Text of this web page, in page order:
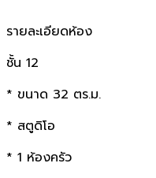
รายละเอียดห้อง
ชั้น 12
* ขนาด 32 ตร.ม.
* สตูดิโอ
* 1 ห้องครัว